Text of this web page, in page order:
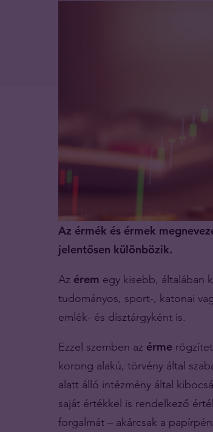
Az érmék és érmek
jelentősen különbözik.
Az érem egy kisebb, általában
tudományos, sport-, katonai
emlék- és dísztárgyként is.
Ezzel szemben az érme
korong alakú, törvény által
alatt álló intézmény által
saját értékkel is rendelkező
forgalmát – akárcsak a